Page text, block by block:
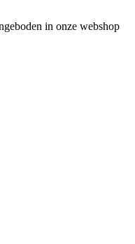
in onze webshop